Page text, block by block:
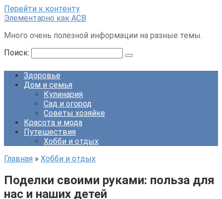
Перейти к контенту
Элементарно как ACB
Много очень полезной информации на разные темы.
Поиск:
Здоровье
Дом и семья
Кулинария
Сад и огород
Советы хозяйке
Красота и мода
Путешествия
Хобби и отдых
Главная » Хобби и отдых
Поделки своими руками: польза для
нас и наших детей